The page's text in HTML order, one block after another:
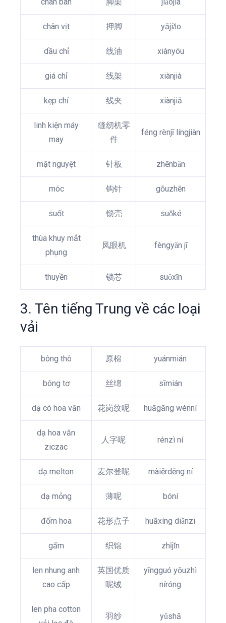
chân vịt 押脚 yājiǎo
dầu chỉ 线油 xiànyóu
giá chỉ 线架 xiànjià
kẹp chỉ 线夹 xiànjiā
linh kiện máy
may
缝纫机零
件
féng rènjī língjiàn
mặt nguyệt 针板 zhēnbǎn
móc 钩针 gōuzhēn
suốt 锁壳 suǒké
thùa khuy mắt
phụng
凤眼机 fèngyǎn jī
thuyền 锁芯 suǒxīn
3. Tên tiếng Trung về các loại
vải
bông thô 原棉 yuánmián
bông tơ 丝绵 sīmián
dạ có hoa văn 花岗纹呢 huāgāng wénní
dạ hoa văn
ziczac
人字呢 rénzì ní
dạ melton 麦尔登呢 màiěrdēng ní
dạ mỏng 薄呢 bóní
đốm hoa 花形点子 huāxíng diǎnzi
gấm 织锦 zhījǐn
len nhung anh
cao cấp
英国优质
呢绒
yīngguó yōuzhì
níróng
len pha cotton
羽纱 yǔshā